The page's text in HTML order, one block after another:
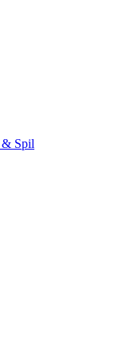
& Spil